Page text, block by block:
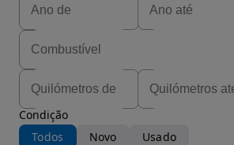
Condição
Todos
Novo Usado